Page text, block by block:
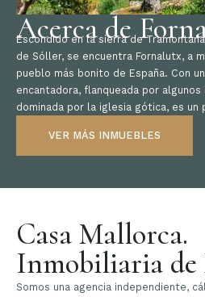
Acerca de
Escondido en la sierra de
de Sóller, se encuentra Fornalutx, a
pueblo más bonito de España. Con
encantadora, flanqueada por
dominada por la iglesia gótica, es un
VER MÁS INMUEBLES
Casa Mallorca.
Inmobiliaria de
Somos una agencia independiente,